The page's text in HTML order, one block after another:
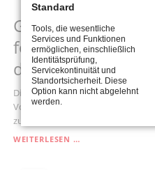
ERMÖGLICHEN
MÄR
2021
fordert im
die Polizei
Die Sozialdemokraten setzen sich
Vorgehen ein, um gefährliche
zu verhindern.
WEITERLESEN …
Standard
Tools, die wesentliche
Services und Funktionen
ermöglichen, einschließlich
Identitätsprüfung,
Servicekontinuität und
Standortsicherheit. Diese
Option kann nicht abgelehnt
werden.